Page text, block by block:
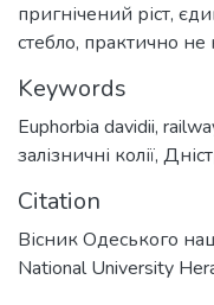
пригнічений ріст,
стебло, практично не
Keywords
Euphorbia davidii,
залізничні колії,
Citation
Вісник Одеського
National University